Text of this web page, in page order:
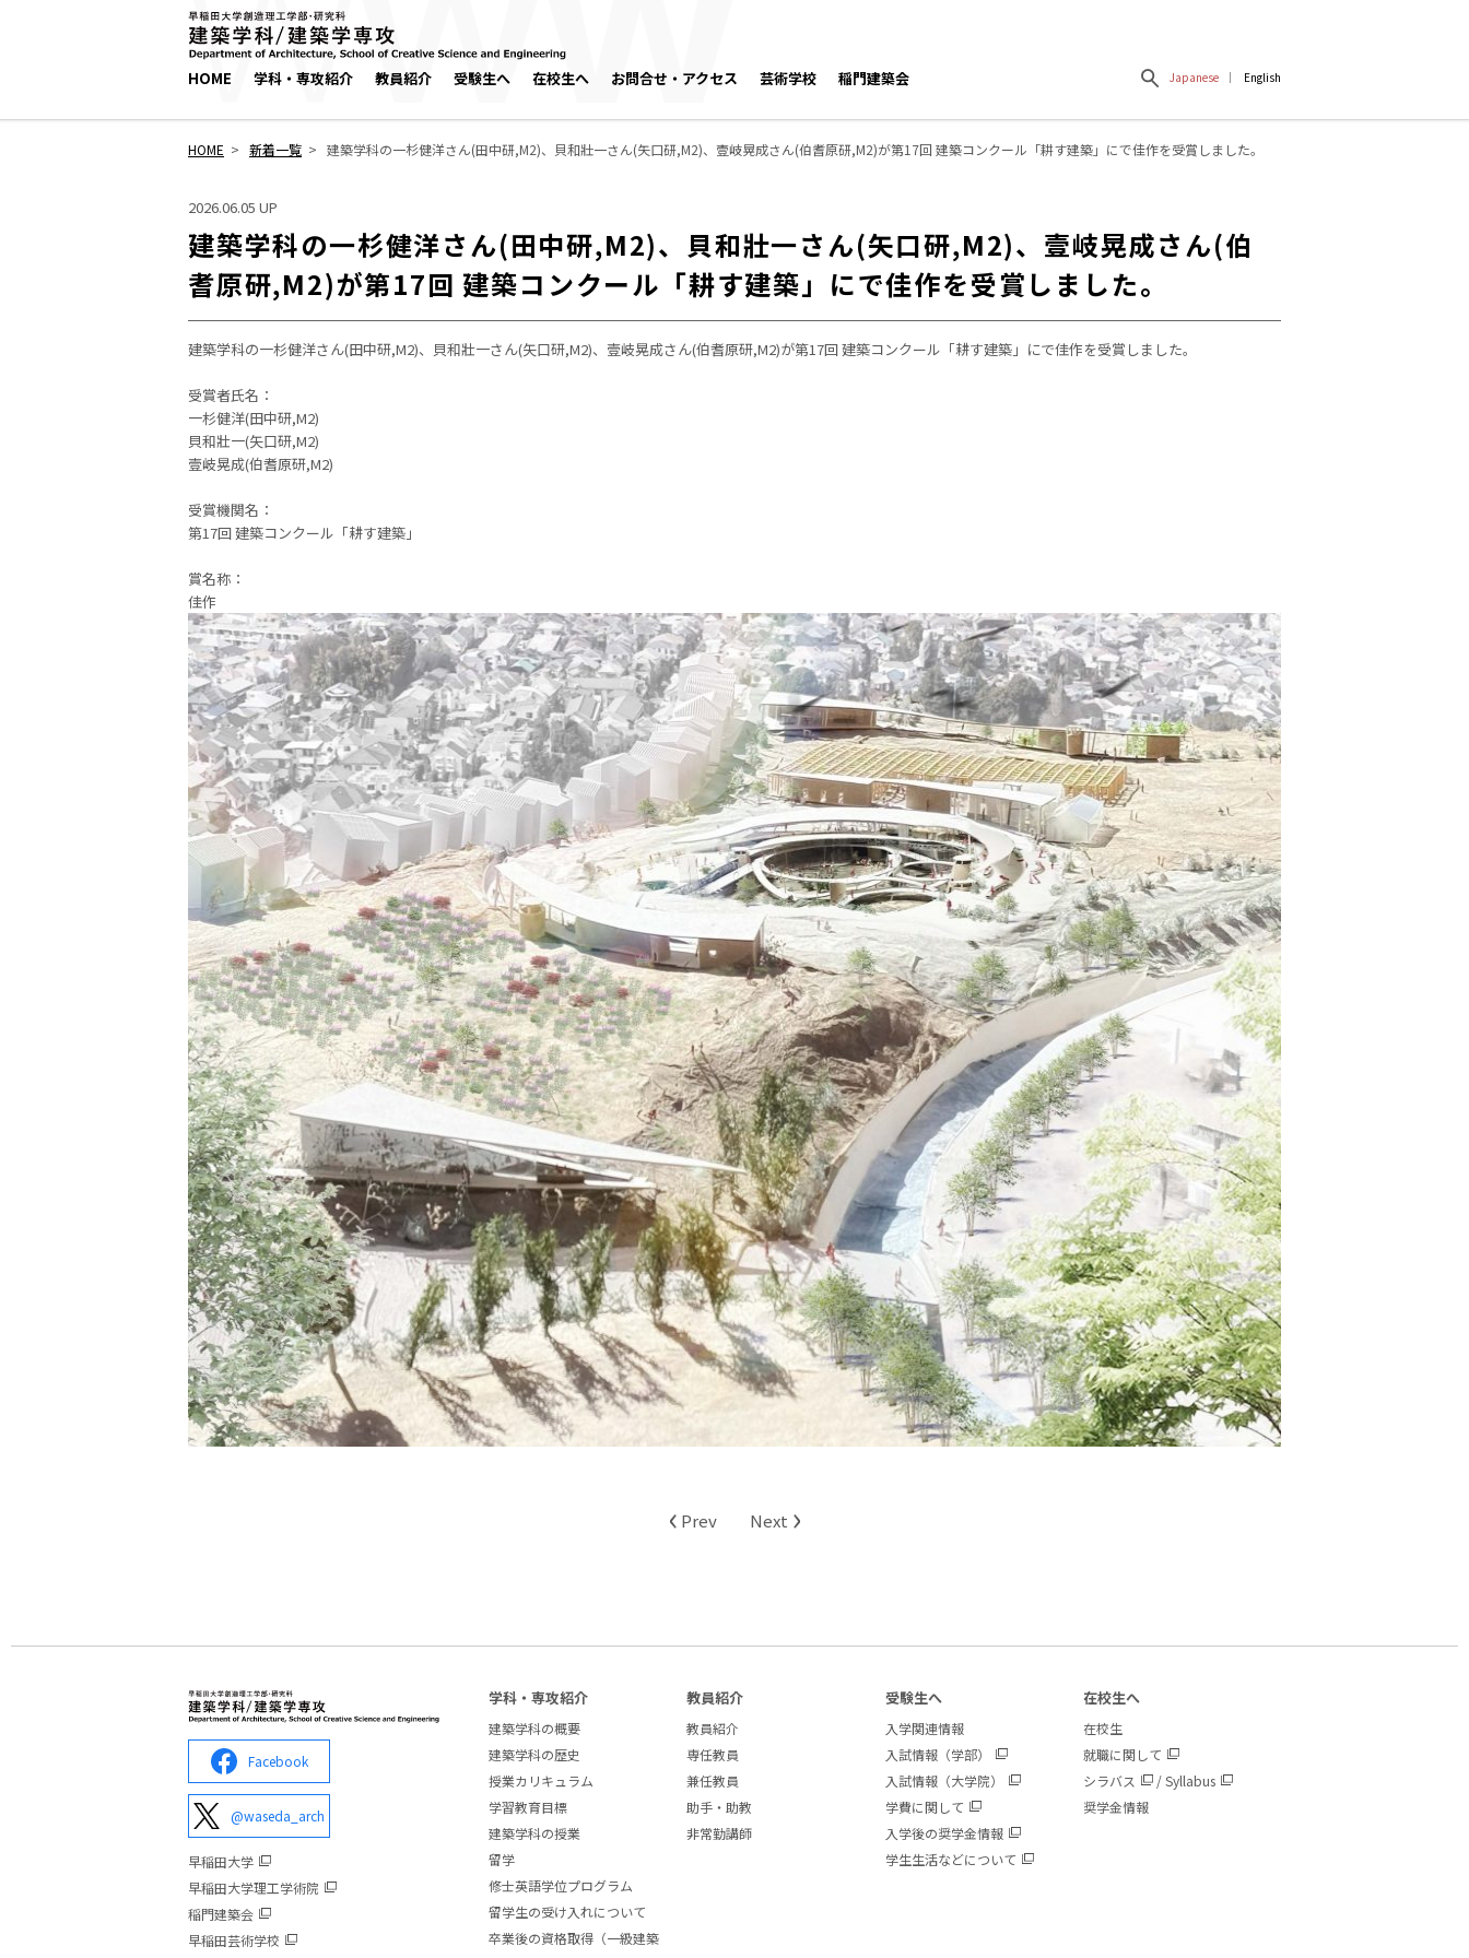
HOME 学科・専攻紹介 教員紹介 受験生へ 在校生へ お問合せ・アクセス 芸術学校 稲門建築会 Japanese English
HOME 新着一覧 建築学科の一杉健洋さん(田中研,M2)、貝和壯一さん(矢口研,M2)、壹岐晃成さん(伯耆原研,M2)が第17回 建築コンクール「耕す建築」にで佳作を受賞しました。
2026.06.05 UP
建築学科の一杉健洋さん(田中研,M2)、貝和壯一さん(矢口研,M2)、壹岐晃成さん(伯
耆原研,M2)が第17回 建築コンクール「耕す建築」にで佳作を受賞しました。
建築学科の一杉健洋さん(田中研,M2)、貝和壯一さん(矢口研,M2)、壹岐晃成さん(伯耆原研,M2)が第17回 建築コンクール「耕す建築」にで佳作を受賞しました。
受賞者氏名：
一杉健洋(田中研,M2)
貝和壯一(矢口研,M2)
壹岐晃成(伯耆原研,M2)
受賞機関名：
第17回 建築コンクール「耕す建築」
賞名称：
佳作
‹ Prev Next ›
Facebook
@waseda_arch
早稲田大学
早稲田大学理工学術院
稲門建築会
早稲田芸術学校
学科・専攻紹介
建築学科の概要
建築学科の歴史
授業カリキュラム
学習教育目標
建築学科の授業
留学
修士英語学位プログラム
留学生の受け入れについて
卒業後の資格取得（一級建築
教員紹介
教員紹介
専任教員
兼任教員
助手・助教
非常勤講師
受験生へ
入学関連情報
入試情報（学部）
入試情報（大学院）
学費に関して
入学後の奨学金情報
学生生活などについて
在校生へ
在校生
就職に関して
シラバス
/Syllabus
奨学金情報